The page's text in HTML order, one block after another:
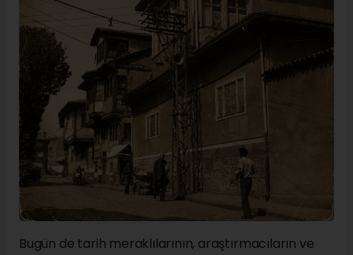
Bugün de tarih meraklılarının, araştırmacıların ve